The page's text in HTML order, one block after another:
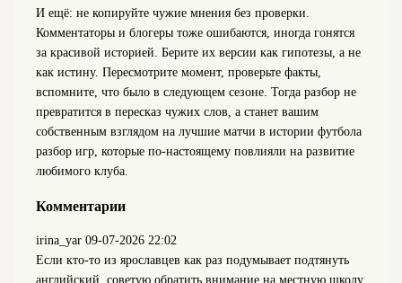
И ещё: не копируйте чужие мнения без проверки.
Комментаторы и блогеры тоже ошибаются, иногда гонятся
за красивой историей. Берите их версии как гипотезы, а не
как истину. Пересмотрите момент, проверьте факты,
вспомните, что было в следующем сезоне. Тогда разбор не
превратится в пересказ чужих слов, а станет вашим
собственным взглядом на лучшие матчи в истории футбола
разбор игр, которые по‑настоящему повлияли на развитие
любимого клуба.
Комментарии
irina_yar 09-07-2026 22:02
Если кто-то из ярославцев как раз подумывает подтянуть
английский, советую обратить внимание на местную школу